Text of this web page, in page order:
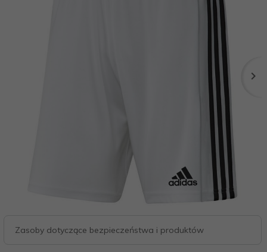
Zasoby dotyczące bezpieczeństwa i produktów